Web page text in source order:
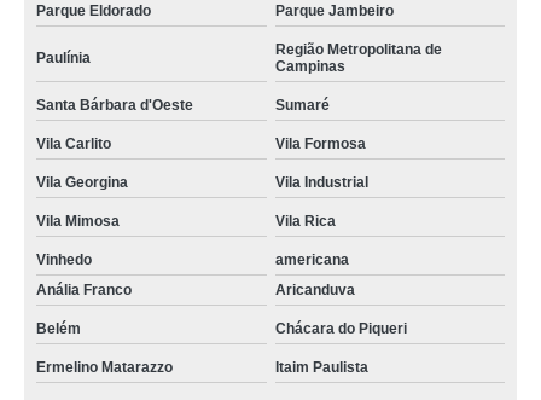
Parque Eldorado Parque Jambeiro
Paulínia
Região Metropolitana de
Campinas
Santa Bárbara d'Oeste Sumaré
Vila Carlito Vila Formosa
Vila Georgina Vila Industrial
Vila Mimosa Vila Rica
Vinhedo
americana
Anália Franco
Aricanduva
Belém Chácara do Piqueri
Ermelino Matarazzo Itaim Paulista